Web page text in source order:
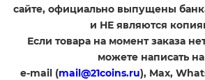
сайте, официально выпущены
и НЕ являются
Если товара на момент заказа
можете написать
e-mail (mail@21coins.ru), Max,